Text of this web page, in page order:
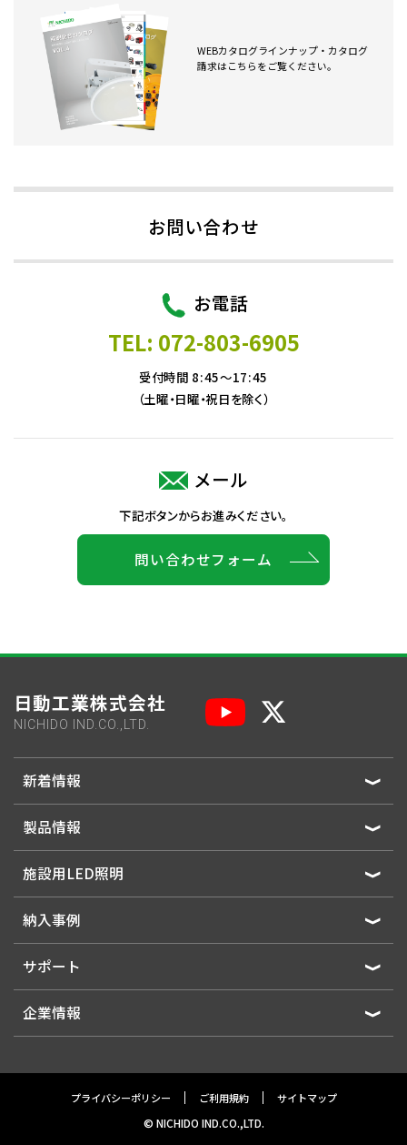
WEBカタログラインナップ・カタログ
請求はこちらをご覧ください。
お問い合わせ
お電話
TEL: 072-803-6905
受付時間 8:45～17:45
（土曜・日曜・祝日を除く）
メール
下記ボタンからお進みください。
問い合わせフォーム
日動工業株式会社
NICHIDO IND.CO.,LTD.
新着情報
製品情報
施設用LED照明
納入事例
サポート
企業情報
プライバシーポリシー ご利用規約 サイトマップ
© NICHIDO IND.CO.,LTD.